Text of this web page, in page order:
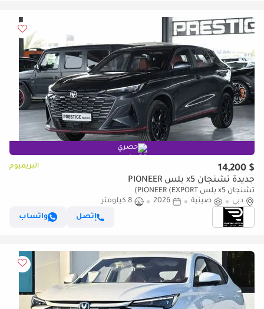
حصري
$ 14,200 البريميوم
جديدة تشنجان x5 بلس PIONEER
تشنجان x5 بلس PIONEER (EXPORT)
دبي
صينية 2026
8 كيلومتر
إتصل
واتساب